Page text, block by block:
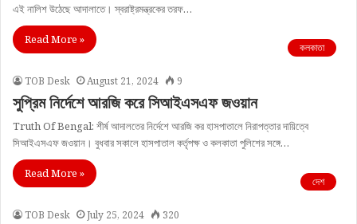
এই নালিশ উঠেছে আদালাতে। স্বরাষ্ট্রমন্ত্রকের তরফ…
Read More »
কলকাতা
TOB Desk August 21, 2024 9
সুপ্রিম নির্দেশে আরজি করে সিআইএসএফ জওয়ান
Truth Of Bengal: শীর্ষ আদালতের নির্দেশে আরজি কর হাসপাতালে নিরাপত্তার দায়িত্বে
সিআইএসএফ জওয়ান। বুধবার সকালে হাসপাতাল কর্তৃপক্ষ ও কলকাতা পুলিশের সঙ্গে…
Read More »
দেশ
TOB Desk July 25, 2024 320